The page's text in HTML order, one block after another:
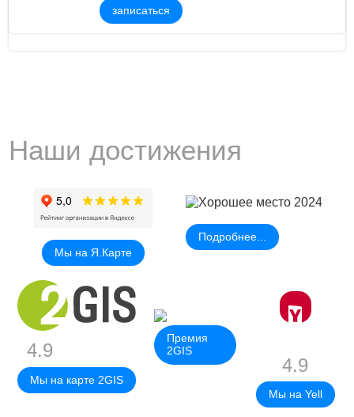
записаться
Наши достижения
Мы на Я.Карте
Подробнее...
4.9
Мы на карте 2GIS
Премия
2GIS
4.9
Мы на Yell